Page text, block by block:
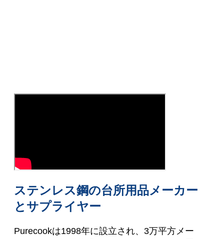
ステンレス鋼の台所用品メーカー
とサプライヤー
Purecookは1998年に設立され、3万平方メー